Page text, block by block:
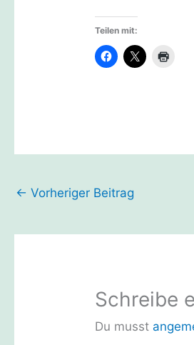
Teilen mit:
← Vorheriger Beitrag
Schreibe
Du musst